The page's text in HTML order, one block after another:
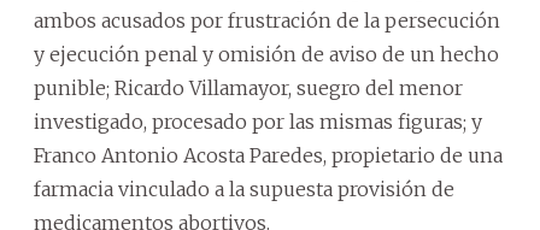
ambos acusados por frustración de la persecución
y ejecución penal y omisión de aviso de un hecho
punible; Ricardo Villamayor, suegro del menor
investigado, procesado por las mismas figuras; y
Franco Antonio Acosta Paredes, propietario de una
farmacia vinculado a la supuesta provisión de
medicamentos abortivos.